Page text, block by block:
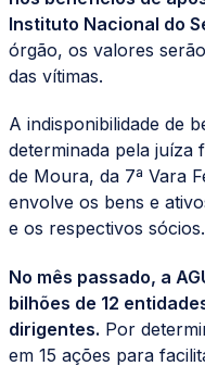
Instituto Nacional do
órgão, os valores
das vítimas.
A indisponibilidade de
determinada pela juíza
de Moura, da 7ª Vara
envolve os bens e
e os respectivos sócios.
No mês passado, a
bilhões de 12
dirigentes. Por
em 15 ações para